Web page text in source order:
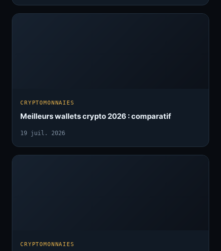
CRYPTOMONNAIES
Meilleurs wallets crypto 2026 : comparatif
19 juil. 2026
CRYPTOMONNAIES